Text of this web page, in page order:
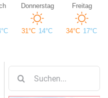
nach: